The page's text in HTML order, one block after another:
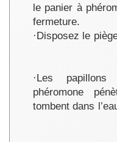
le panier à
·Disposez le
·Les
phéromone
tombent